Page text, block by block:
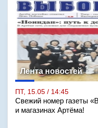
Лента новостей
ПТ, 15.05 / 14:45
Свежий номер газеты
и магазинах Артёма!